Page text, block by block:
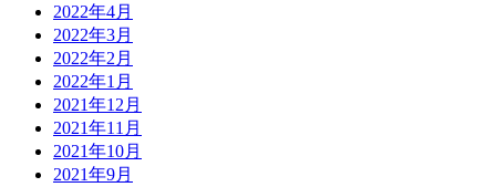
2022年4月
2022年3月
2022年2月
2022年1月
2021年12月
2021年11月
2021年10月
2021年9月